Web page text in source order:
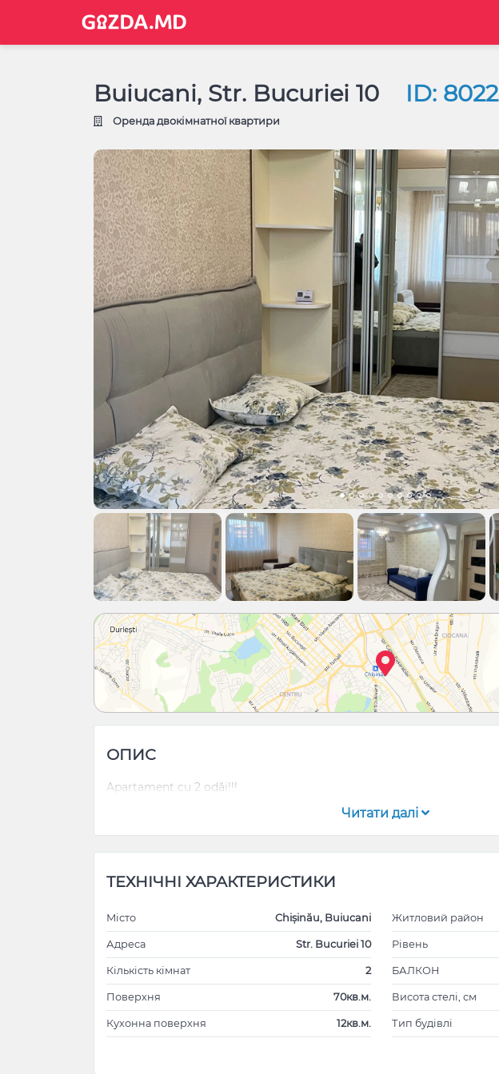
Buiucani, Str. Bucuriei 10 ID: 8022
Оренда двокімнатної квартири
ОПИС
Apartament cu 2 odăi!!!
Читати далі
ТЕХНІЧНІ ХАРАКТЕРИСТИКИ
Місто Chișinău, Buiucani
Адреса Str. Bucuriei 10
Кількість кімнат 2
Поверхня 70кв.м.
Кухонна поверхня 12кв.м.
Житловий район
Рівень
БАЛКОН
Висота стелі, см
Тип будівлі